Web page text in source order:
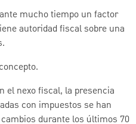
mucho tiempo un factor
autoridad fiscal sobre una
el nexo fiscal, la presencia
con impuestos se han
durante los últimos 70